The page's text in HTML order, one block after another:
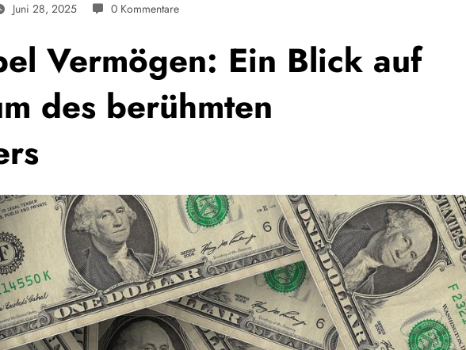
Juni 28, 2025 0 Kommentare
Vermögen: Ein Blick auf
des berühmten